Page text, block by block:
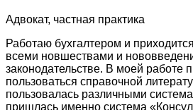
Адвокат, частная практика
Работаю бухгалтером и
всеми новшествами и
законодательстве. В моей работе
пользоваться справочной
пользовалась различными
пришлась именно система